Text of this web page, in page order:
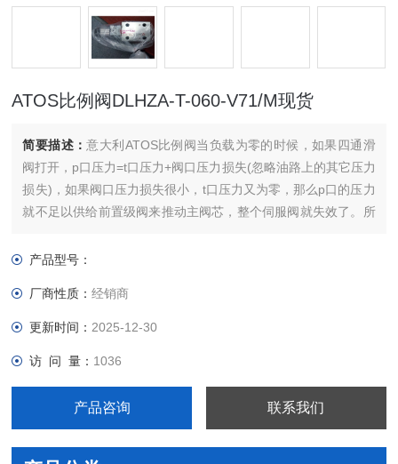
ATOS比例阀DLHZA-T-060-V71/M现货
简要描述：意大利ATOS比例阀当负载为零的时候，如果四通滑
阀打开，p口压力=t口压力+阀口压力损失(忽略油路上的其它压力
损失)，如果阀口压力损失很小，t口压力又为零，那么p口的压力
就不足以供给前置级阀来推动主阀芯，整个伺服阀就失效了。所
定的压力损失，来维持前置级阀的正常工作。
产品型号：
厂商性质：经销商
更新时间： 2025-12-30
访 问 量： 1036
产品咨询 联系我们